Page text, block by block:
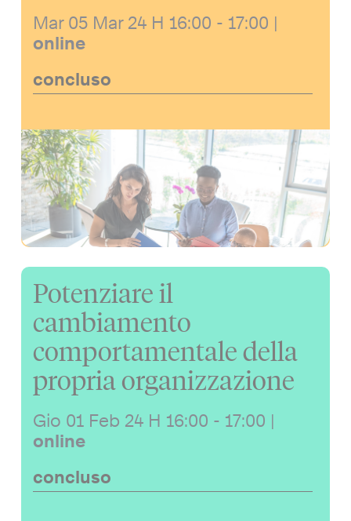
Mar 05 Mar 24 H 16:00 - 17:00 |
online
concluso
Potenziare il
cambiamento
comportamentale della
propria organizzazione
Gio 01 Feb 24 H 16:00 - 17:00 |
online
concluso